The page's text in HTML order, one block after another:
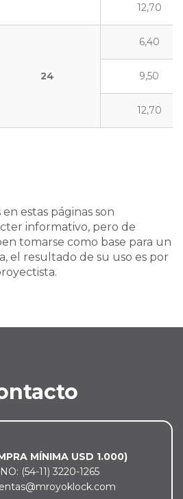
12,70
24
6,40
9,50
12,70
estas páginas son
informativo, pero de
tomarse como base para un
el resultado de su uso es por
MÍNIMA USD 1.000)
(54-11) 3220-1265